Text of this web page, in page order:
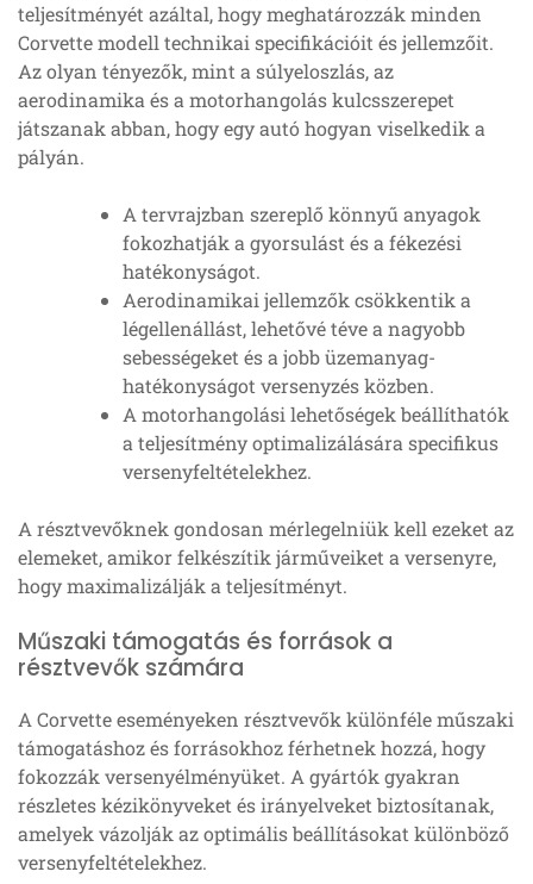
teljesítményét azáltal, hogy meghatározzák minden
Corvette modell technikai specifikációit és jellemzőit.
Az olyan tényezők, mint a súlyeloszlás, az
aerodinamika és a motorhangolás kulcsszerepet
játszanak abban, hogy egy autó hogyan viselkedik a
pályán.
A tervrajzban szereplő könnyű anyagok
fokozhatják a gyorsulást és a fékezési
hatékonyságot.
Aerodinamikai jellemzők csökkentik a
légellenállást, lehetővé téve a nagyobb
sebességeket és a jobb üzemanyag-
hatékonyságot versenyzés közben.
A motorhangolási lehetőségek beállíthatók
a teljesítmény optimalizálására specifikus
versenyfeltételekhez.
A résztvevőknek gondosan mérlegelniük kell ezeket az
elemeket, amikor felkészítik járműveiket a versenyre,
hogy maximalizálják a teljesítményt.
Műszaki támogatás és források a
résztvevők számára
A Corvette eseményeken résztvevők különféle műszaki
támogatáshoz és forrásokhoz férhetnek hozzá, hogy
fokozzák versenyélményüket. A gyártók gyakran
részletes kézikönyveket és irányelveket biztosítanak,
amelyek vázolják az optimális beállításokat különböző
versenyfeltételekhez.